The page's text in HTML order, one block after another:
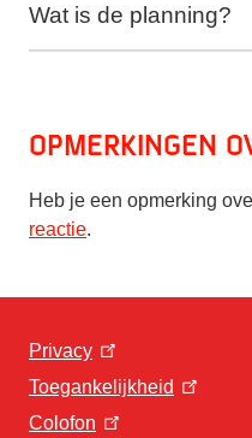
Wat is de planning?
Opmerkingen
Heb je een opmerking
reactie.
Privacy
Toegankelijkheid
Colofon